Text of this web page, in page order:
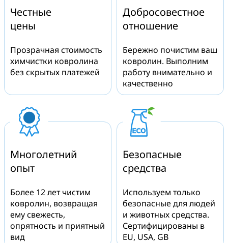
Честные
цены
Прозрачная стоимость
химчистки ковролина
без скрытых платежей
Добросовестное
отношение
Бережно почистим ваш
ковролин. Выполним
работу внимательно и
качественно
Многолетний
опыт
Более 12 лет чистим
ковролин, возвращая
ему свежесть,
опрятность и приятный
вид
Безопасные
средства
Используем только
безопасные для людей
и животных средства.
Сертифицированы в
EU, USA, GB